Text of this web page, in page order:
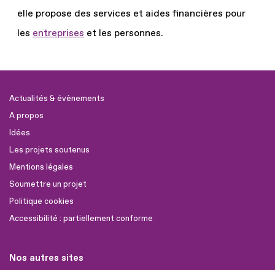
elle propose des services et aides financières pour
les entreprises et les personnes.
Actualités & évènements
A propos
Idées
Les projets soutenus
Mentions légales
Soumettre un projet
Politique cookies
Accessibilité : partiellement conforme
Nos autres sites